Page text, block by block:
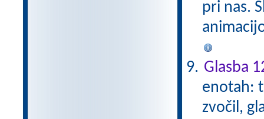
pri nas.
Glasba
enotah:
zvočil,